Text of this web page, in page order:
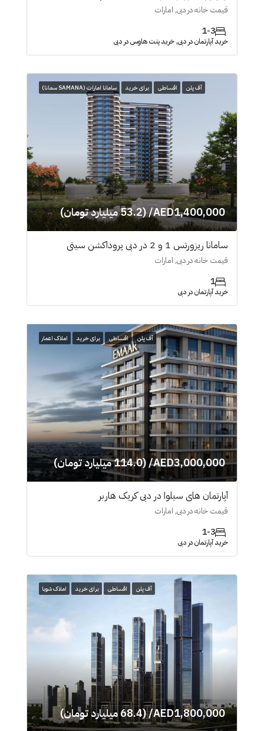
قیمت خانه در دبی, امارات
1-3
خرید آپارتمان در دبی, خرید پنت هاوس در دبی
آف پلن اقساطی برای خرید سامانا امارات (SAMANA سمانا)
AED1,400,000/ (53.2 میلیارد تومان)
سامانا ریزورتس 1 و 2 در دبی پروداکشن سیتی
قیمت خانه در دبی, امارات
1
خرید آپارتمان در دبی
آف پلن اقساطی برای خرید املاک اعمار
AED3,000,000/ (114.0 میلیارد تومان)
آپارتمان های سیلوا در دبی کریک هاربر
قیمت خانه در دبی, امارات
1-3
خرید آپارتمان در دبی
آف پلن اقساطی برای خرید املاک شوبا
AED1,800,000/ (68.4 میلیارد تومان)